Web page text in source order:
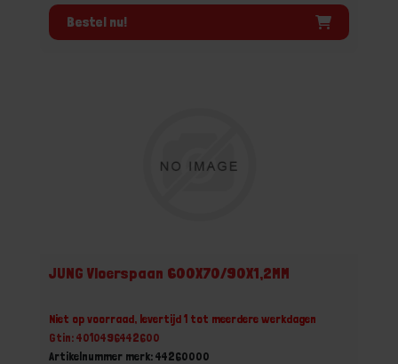
Bestel nu!
JUNG Vloerspaan 600X70/90X1,2MM
Niet op voorraad, levertijd 1 tot meerdere werkdagen
Gtin: 4010496442600
Artikelnummer merk: 44260000